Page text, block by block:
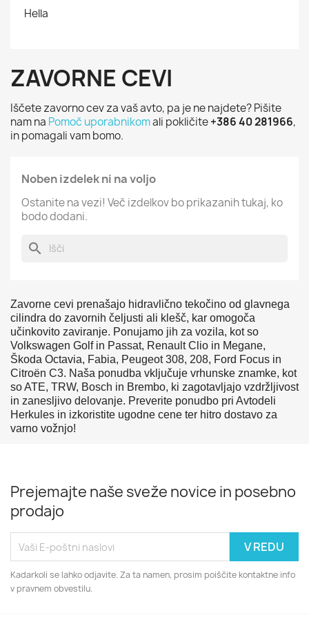
Hella
ZAVORNE CEVI
Iščete zavorno cev za vaš avto, pa je ne najdete? Pišite
nam na Pomoč uporabnikomali pokličite+386 40 281966,
in pomagali vam bomo.
Noben izdelek ni na voljo
Ostanite na vezi! Več izdelkov bo prikazanih tukaj, ko
bodo dodani.
search
Zavorne cevi prenašajo hidravlično tekočino od glavnega
cilindra do zavornih čeljusti ali klešč, kar omogoča
učinkovito zaviranje. Ponujamo jih za vozila, kot so
Volkswagen Golf in Passat, Renault Clio in Megane,
Škoda Octavia, Fabia, Peugeot 308, 208, Ford Focus in
Citroën C3. Naša ponudba vključuje vrhunske znamke, kot
so ATE, TRW, Bosch in Brembo, ki zagotavljajo vzdržljivost
in zanesljivo delovanje. Preverite ponudbo pri Avtodeli
Herkules in izkoristite ugodne cene ter hitro dostavo za
varno vožnjo!
Prejemajte naše sveže novice in posebno
prodajo
Kadarkoli se lahko odjavite. Za ta namen, prosim poiščite kontaktne info
v pravnem obvestilu.